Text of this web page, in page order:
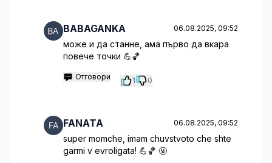
BABAGANKA 06.08.2025, 09:52
може и да станне, ама първо да вкара
повече точки 💪🏀
Отговори 1 0
FANATA 06.08.2025, 09:52
super momche, imam chuvstvoto che shte
garmi v evroligata! 💪🏀 🤬